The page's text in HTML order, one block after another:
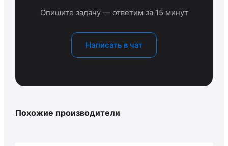
Опишите задачу — ответим за 15 минут
Написать в чат
Похожие производители